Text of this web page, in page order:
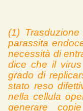
(1)
parassita
necessità di
dice che il
grado di
stato reso
nella cellula
generare